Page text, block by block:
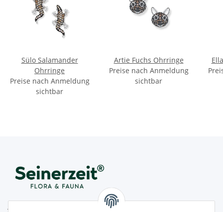
Sülo Salamander
Ohrringe
Preise nach Anmeldung
sichtbar
Artie Fuchs Ohrringe
Preise nach Anmeldung
sichtbar